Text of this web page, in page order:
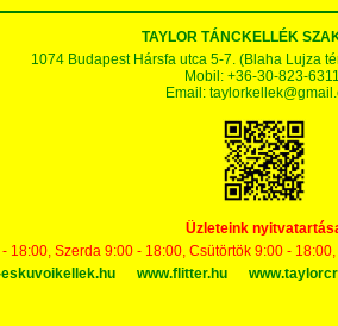
TAYLOR TÁNCKELLÉK
1074 Budapest Hársfa utca 5-7. (Blaha Lujza
Mobil: +36-30-823-
Email:
Üzleteink
18:00, Szerda 9:00 - 18:00, Csütörtök 9:00 -
www.flitter.hu